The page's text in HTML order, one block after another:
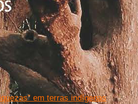
em terras indígenas